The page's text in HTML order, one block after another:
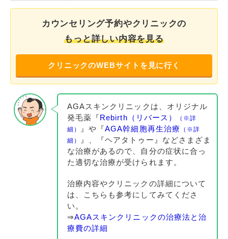
カウンセリング予約やクリニックの
もっと詳しい内容を見る
クリニックのWEBサイトを見に行く
AGAスキンクリニックは、オリジナル
発毛薬『 Rebirth（リバース）
（※詳
細）
』や『AGA幹細胞再生治療
（※詳
細）
』、『ヘアタトゥー』などさまざま
な治療があるので、自分の症状に合っ
た適切な治療が受けられます。
治療内容やクリニックの詳細について
は、こちらも参考にしてみてくださ
い。
⇒AGAスキンクリニックの治療法と治
療費の詳細